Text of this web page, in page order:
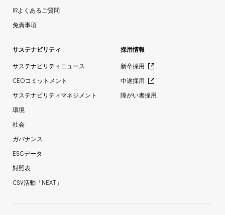
IRよくあるご質問
免責事項
サステナビリティ
サステナビリティニュース
CEOコミットメント
サステナビリティマネジメント
環境
社会
ガバナンス
ESGデータ
対照表
CSV活動「NEXT」
採用情報
新卒採用
中途採用
障がい者採用